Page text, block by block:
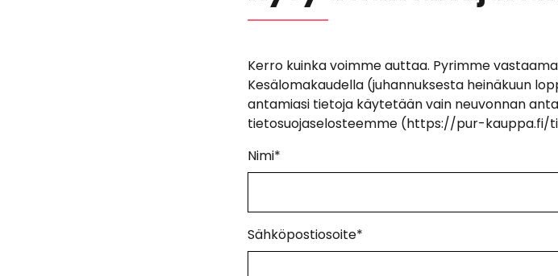
Kerro kuinka voimme auttaa. Pyrimme
Kesälomakaudella (juhannuksesta heinäkuun
antamiasi tietoja käytetään vain neuvonnan
tietosuojaselosteemme (https://pur-kauppa.fi/
Nimi*
Sähköpostiosoite*